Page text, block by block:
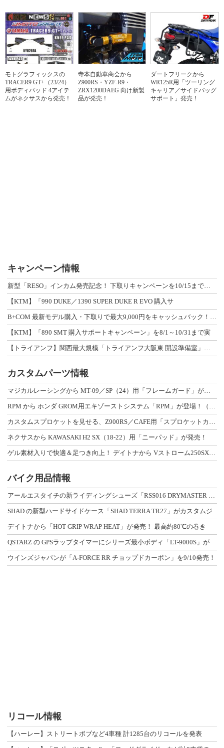
モトグラフィックスの
TRACER9 GT+（23/24）
用ボディパッド 4アイテ
ムがネクサスから発売！
寺本自動車商会から
Z900RS・YZF-R9・
ZRX1200DAEG 向け新製
品が発売！
ダートフリークから
WR125R用「ツーリング
キャリア／サイドバッグ
サポート」発売！
キャンペーン情報
【KTM】「990 DUKE／1390 SUPER DUKE R EVO 購入サ
【KTM】「890 SMT 購入サポートキャンペーン」を8/1～10/31まで実
カスタムパーツ情報
ネクサスから KAWASAKI H2 SX（18-22）用「ニーパッド」が発売！
バイク用品情報
SHAD の新型ハードサイドケース「SHAD TERRA TR27」がカスタムジ
デイトナから「HOT GRIP WRAP HEAT」が発売！ 最高約80℃の巻き
QSTARZ の GPSラップタイマーにシリーズ最小ボディ「LT-9000S」が
ウインズジャパンが「A-FORCE RR チョップドカーボン」を9/10発売！
リコール情報
【ハーレー】ストリートボブなど4車種 計1285台のリコールを発表